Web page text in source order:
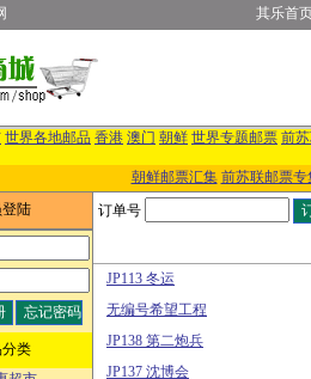
其乐首
世界各地邮品 香港 澳门 朝鲜 世界专题邮票 前
朝鲜邮票汇集 前苏联邮票专
陆
类
订单号
JP113 冬运
无编号希望工程
JP138 第二炮兵
JP137 沈博会